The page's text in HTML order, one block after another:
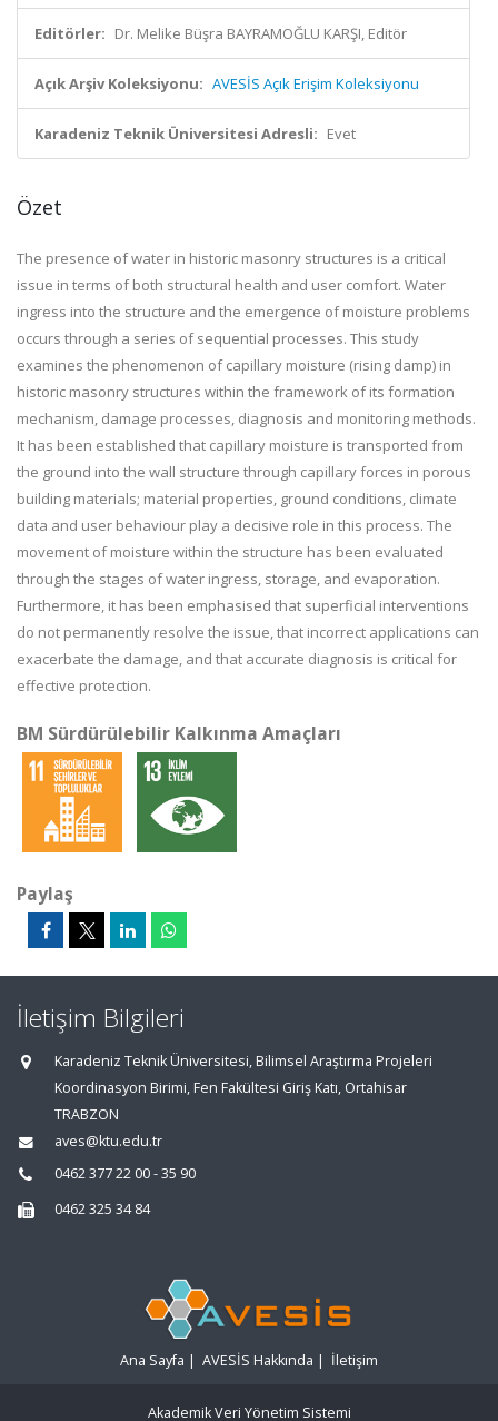
Editörler: Dr. Melike Büşra BAYRAMOĞLU KARŞI, Editör
Açık Arşiv Koleksiyonu: AVESİS Açık Erişim Koleksiyonu
Karadeniz Teknik Üniversitesi Adresli: Evet
Özet
The presence of water in historic masonry structures is a critical
issue in terms of both structural health and user comfort. Water
ingress into the structure and the emergence of moisture problems
occurs through a series of sequential processes. This study
examines the phenomenon of capillary moisture (rising damp) in
historic masonry structures within the framework of its formation
mechanism, damage processes, diagnosis and monitoring methods.
It has been established that capillary moisture is transported from
the ground into the wall structure through capillary forces in porous
building materials; material properties, ground conditions, climate
data and user behaviour play a decisive role in this process. The
movement of moisture within the structure has been evaluated
through the stages of water ingress, storage, and evaporation.
Furthermore, it has been emphasised that superficial interventions
do not permanently resolve the issue, that incorrect applications can
exacerbate the damage, and that accurate diagnosis is critical for
effective protection.
BM Sürdürülebilir Kalkınma Amaçları
Paylaş
İletişim Bilgileri
Karadeniz Teknik Üniversitesi, Bilimsel Araştırma Projeleri
Koordinasyon Birimi, Fen Fakültesi Giriş Katı, Ortahisar
TRABZON
aves@ktu.edu.tr
0462 377 22 00 - 35 90
0462 325 34 84
Ana Sayfa | AVESİS Hakkında | İletişim
Akademik Veri Yönetim Sistemi